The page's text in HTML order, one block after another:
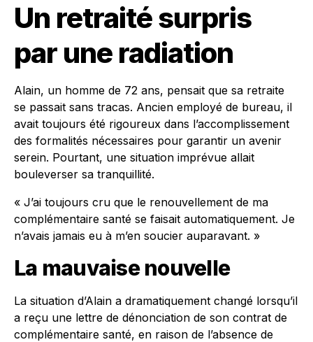
Un retraité surpris
par une radiation
Alain, un homme de 72 ans, pensait que sa retraite
se passait sans tracas. Ancien employé de bureau, il
avait toujours été rigoureux dans l’accomplissement
des formalités nécessaires pour garantir un avenir
serein. Pourtant, une situation imprévue allait
bouleverser sa tranquillité.
« J’ai toujours cru que le renouvellement de ma
complémentaire santé se faisait automatiquement. Je
n’avais jamais eu à m’en soucier auparavant. »
La mauvaise nouvelle
La situation d’Alain a dramatiquement changé lorsqu’il
a reçu une lettre de dénonciation de son contrat de
complémentaire santé, en raison de l’absence de